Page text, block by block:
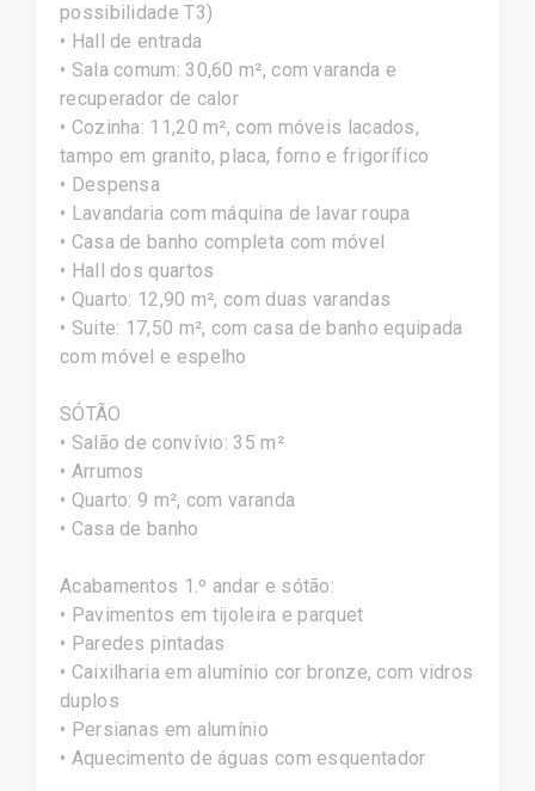
possibilidade T3)
• Hall de entrada
• Sala comum: 30,60 m², com varanda e
recuperador de calor
• Cozinha: 11,20 m², com móveis lacados,
tampo em granito, placa, forno e frigorífico
• Despensa
• Lavandaria com máquina de lavar roupa
• Casa de banho completa com móvel
• Hall dos quartos
• Quarto: 12,90 m², com duas varandas
• Suite: 17,50 m², com casa de banho equipada
com móvel e espelho
SÓTÃO
• Salão de convívio: 35 m²
• Arrumos
• Quarto: 9 m², com varanda
• Casa de banho
Acabamentos 1.º andar e sótão:
• Pavimentos em tijoleira e parquet
• Paredes pintadas
• Caixilharia em alumínio cor bronze, com vidros
duplos
• Persianas em alumínio
• Aquecimento de águas com esquentador